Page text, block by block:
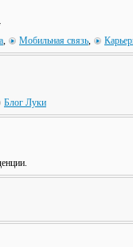
, Мобильная связь,
Блог Луки